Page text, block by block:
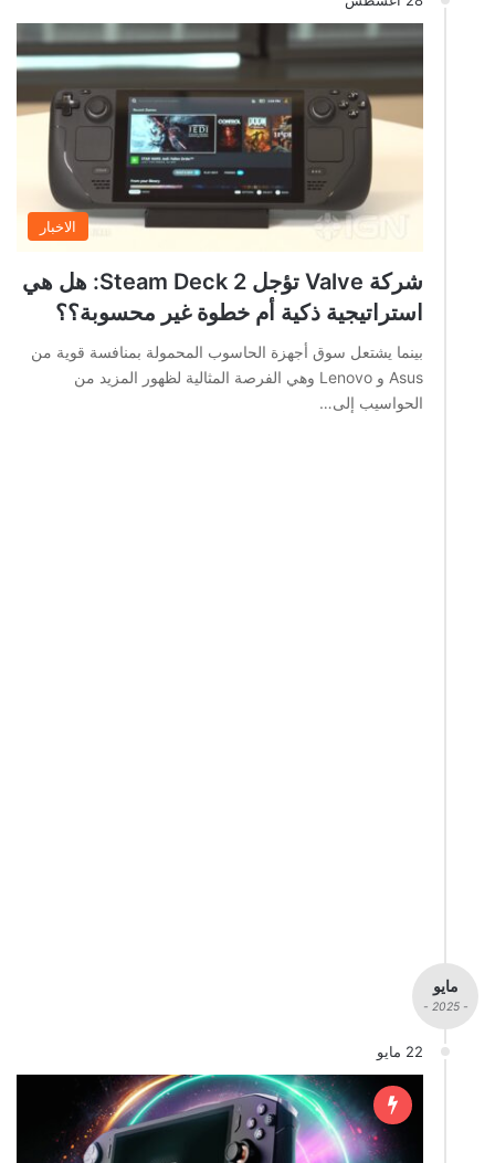
الاخبار
شركة Valve تؤجل Steam Deck 2: هل هي
استراتيجية ذكية أم خطوة غير محسوبة؟؟
بينما يشتعل سوق أجهزة الحاسوب المحمولة بمنافسة قوية من
Asus و Lenovo وهي الفرصة المثالية لظهور المزيد من
الحواسيب إلى…
مايو
- 2025 -
22 مايو